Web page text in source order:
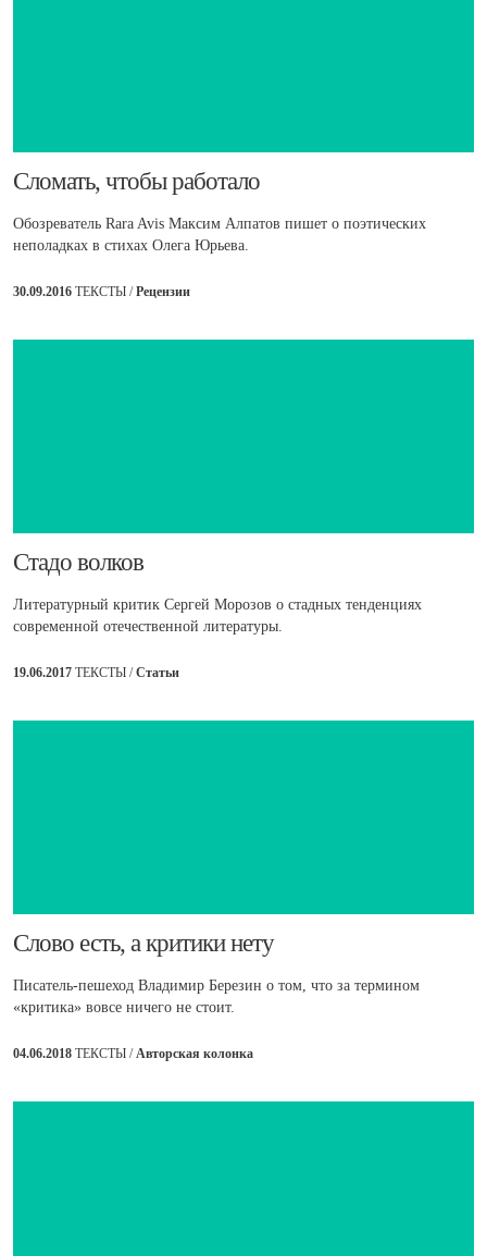
​Сломать, чтобы работало
Обозреватель Rara Avis Максим Алпатов пишет о поэтических
неполадках в стихах Олега Юрьева.
30.09.2016 ТЕКСТЫ /Рецензии
​Стадо волков
Литературный критик Сергей Морозов о стадных тенденциях
современной отечественной литературы.
19.06.2017 ТЕКСТЫ /Статьи
​Слово есть, а критики нету
Писатель-пешеход Владимир Березин о том, что за термином
«критика» вовсе ничего не стоит.
04.06.2018 ТЕКСТЫ / Авторская колонка